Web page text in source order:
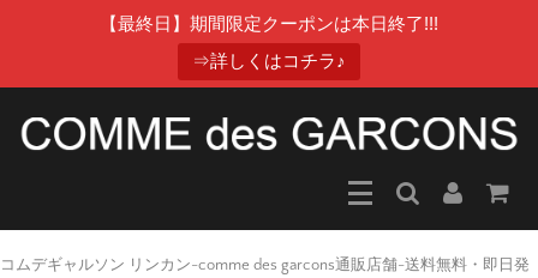
【最終日】期間限定クーポンは本日終了!!!
⇒詳しくはコチラ♪
コムデギャルソン リンカン-comme des garcons通販店舗-送料無料・即日発